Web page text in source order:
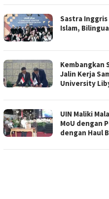
Sastra Inggris
Islam,
Kembangkan
Jalin Kerja
University
UIN Maliki
MoU dengan
dengan Haul